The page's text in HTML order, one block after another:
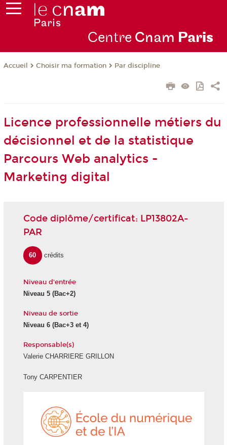
Centre Cnam Paris
Accueil Choisir ma formation Par discipline
Licence professionnelle métiers du
décisionnel et de la statistique
Parcours Web analytics -
Marketing digital
Code diplôme/certificat: LP13802A-
PAR
60 crédits
Niveau d'entrée
Niveau 5(Bac+2)
Niveau de sortie
Niveau 6(Bac+3 et 4)
Responsable(s)
Valerie CHARRIERE GRILLON
Tony CARPENTIER